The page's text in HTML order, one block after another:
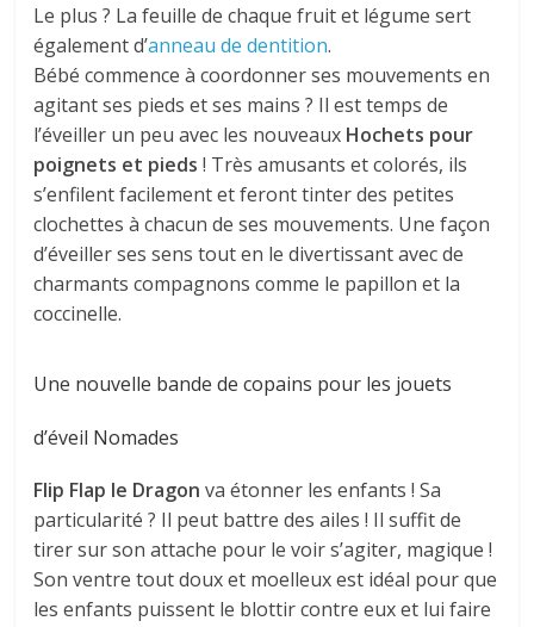
Le plus ? La feuille de chaque fruit et légume sert
également d’anneau de dentition.
Bébé commence à coordonner ses mouvements en
agitant ses pieds et ses mains ? Il est temps de
l’éveiller un peu avec les nouveaux Hochets pour
poignets et pieds ! Très amusants et colorés, ils
s’enfilent facilement et feront tinter des petites
clochettes à chacun de ses mouvements. Une façon
d’éveiller ses sens tout en le divertissant avec de
charmants compagnons comme le papillon et la
coccinelle.
Une nouvelle bande de copains pour les jouets
d’éveil Nomades
Flip Flap le Dragon va étonner les enfants ! Sa
particularité ? Il peut battre des ailes ! Il suffit de
tirer sur son attache pour le voir s’agiter, magique !
Son ventre tout doux et moelleux est idéal pour que
les enfants puissent le blottir contre eux et lui faire